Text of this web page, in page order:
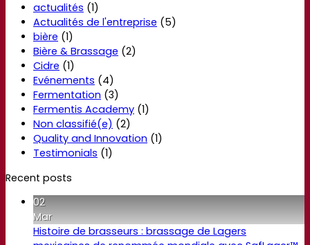
actualités (1)
Actualités de l'entreprise (5)
bière (1)
Bière & Brassage (2)
Cidre (1)
Evénements (4)
Fermentation (3)
Fermentis Academy (1)
Non classifié(e) (2)
Quality and Innovation (1)
Testimonials (1)
Recent posts
02
Mar
Histoire de brasseurs : brassage de Lagers